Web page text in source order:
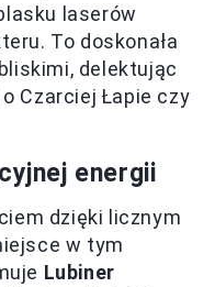
laserów
To doskonała
delektując
Czarciej Łapie czy
energii
dzięki licznym
w tym
Lubiner